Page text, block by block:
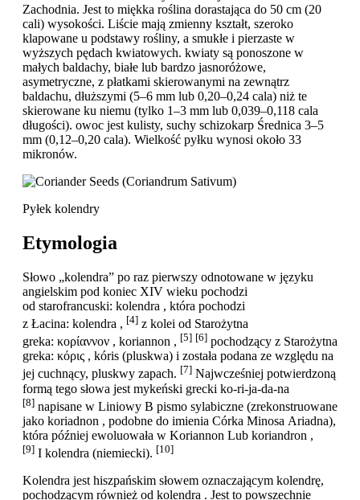
Zachodnia. Jest to miękka roślina dorastająca do 50 cm (20
cali) wysokości. Liście mają zmienny kształt, szeroko
klapowane u podstawy rośliny, a smukłe i pierzaste w
wyższych pędach kwiatowych. kwiaty są ponoszone w
małych baldachy, białe lub bardzo jasnoróżowe,
asymetryczne, z płatkami skierowanymi na zewnątrz
baldachu, dłuższymi (5–6 mm lub 0,20–0,24 cala) niż te
skierowane ku niemu (tylko 1–3 mm lub 0,039–0,118 cala
długości). owoc jest kulisty, suchy schizokarp Średnica 3–5
mm (0,12–0,20 cala). Wielkość pyłku wynosi około 33
mikronów.
Pyłek kolendry
Etymologia
Słowo „kolendra” po raz pierwszy odnotowane w języku
angielskim pod koniec XIV wieku pochodzi
od starofrancuski: kolendra , która pochodzi
z Łacina: kolendra , [4] z kolei od Starożytna
greka: κορίαννον , koriannon , [5] [6] pochodzący z Starożytna
greka: κόρις , kóris (pluskwa) i została podana ze względu na
jej cuchnący, pluskwy zapach. [7] Najwcześniej potwierdzoną
formą tego słowa jest mykeński grecki ko-ri-ja-da-na
[8] napisane w Liniowy B pismo sylabiczne (zrekonstruowane
jako koriadnon , podobne do imienia Córka Minosa Ariadna),
która później ewoluowała w Koriannon Lub koriandron ,
[9] I kolendra (niemiecki). [10]
Kolendra jest hiszpańskim słowem oznaczającym kolendrę,
pochodzącym również od kolendra . Jest to powszechnie